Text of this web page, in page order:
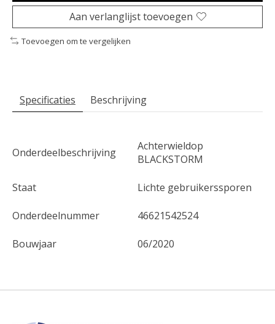
Aan verlanglijst toevoegen
Toevoegen om te vergelijken
Specificaties Beschrijving
Onderdeelbeschrijving
Achterwieldop
BLACKSTORM
Staat Lichte gebruikerssporen
Onderdeelnummer 46621542524
Bouwjaar 06/2020